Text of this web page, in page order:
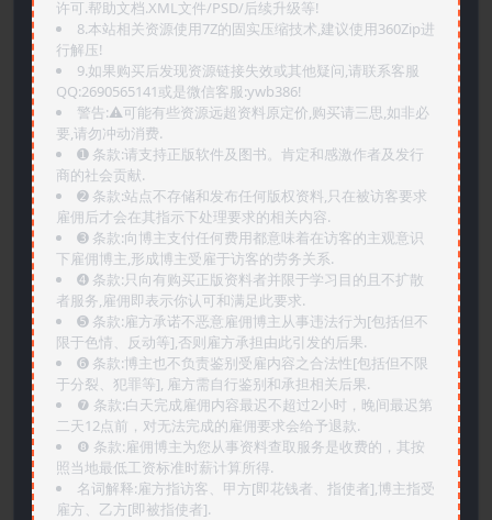
许可.帮助文档.XML文件/PSD/后续升级等!
8.本站相关资源使用7Z的固实压缩技术,建议使用360Zip进
行解压!
9.如果购买后发现资源链接失效或其他疑问,请联系客服
QQ:2690565141或是微信客服:ywb386!
警告:⚠️可能有些资源远超资料原定价,购买请三思,如非必
要,请勿冲动消费.
➊️ 条款:请支持正版软件及图书。肯定和感激作者及发行
商的社会贡献.
➋️ 条款:站点不存储和发布任何版权资料,只在被访客要求
雇佣后才会在其指示下处理要求的相关内容.
➌️ 条款:向博主支付任何费用都意味着在访客的主观意识
下雇佣博主,形成博主受雇于访客的劳务关系.
➍️ 条款:只向有购买正版资料者并限于学习目的且不扩散
者服务,雇佣即表示你认可和满足此要求.
➎ 条款:雇方承诺不恶意雇佣博主从事违法行为[包括但不
限于色情、反动等],否则雇方承担由此引发的后果.
➏️ 条款:博主也不负责鉴别受雇内容之合法性[包括但不限
于分裂、犯罪等], 雇方需自行鉴别和承担相关后果.
❼ 条款:白天完成雇佣内容最迟不超过2小时，晚间最迟第
二天12点前，对无法完成的雇佣要求会给予退款.
❽ 条款:雇佣博主为您从事资料查取服务是收费的，其按
照当地最低工资标准时薪计算所得.
名词解释:雇方指访客、甲方[即花钱者、指使者],博主指受
雇方、乙方[即被指使者].